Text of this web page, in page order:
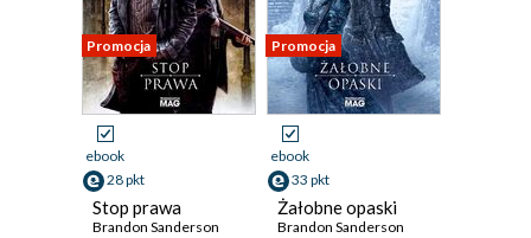
Promocja
ebook
28 pkt
Stop prawa
Brandon Sanderson
Promocja
ebook
33 pkt
Żałobne opaski
Brandon Sanderson